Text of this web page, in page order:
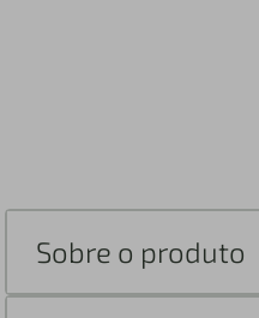
Sobre o produto